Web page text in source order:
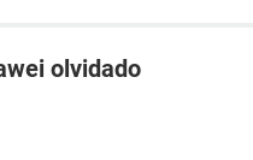
olvidado